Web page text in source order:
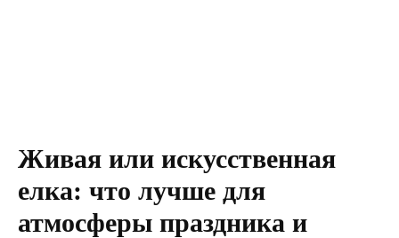
Живая или искусственная
елка: что лучше для
атмосферы праздника и